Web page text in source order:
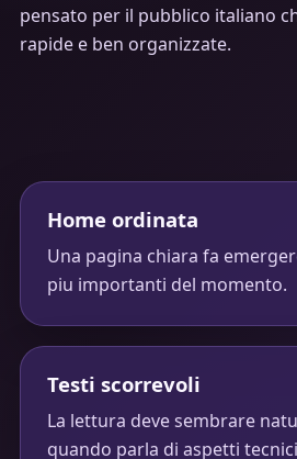
pensato per il pubblico italiano
rapide e ben organizzate.
Home ordinata
Una pagina chiara fa
piu importanti del momento.
Testi scorrevoli
La lettura deve sembrare
quando parla di aspetti